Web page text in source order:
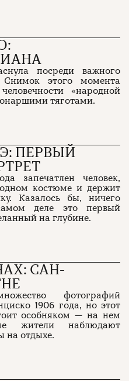
посреди важного
Снимок этого момента
«народной
тяготами.
ПЕРВЫЙ
запечатлен человек,
костюме и держит
Казалось бы, ничего
деле это первый
на глубине.
САН-
фотографий
1906 года, но этот
особняком — на нем
жители наблюдают
на отдыхе.